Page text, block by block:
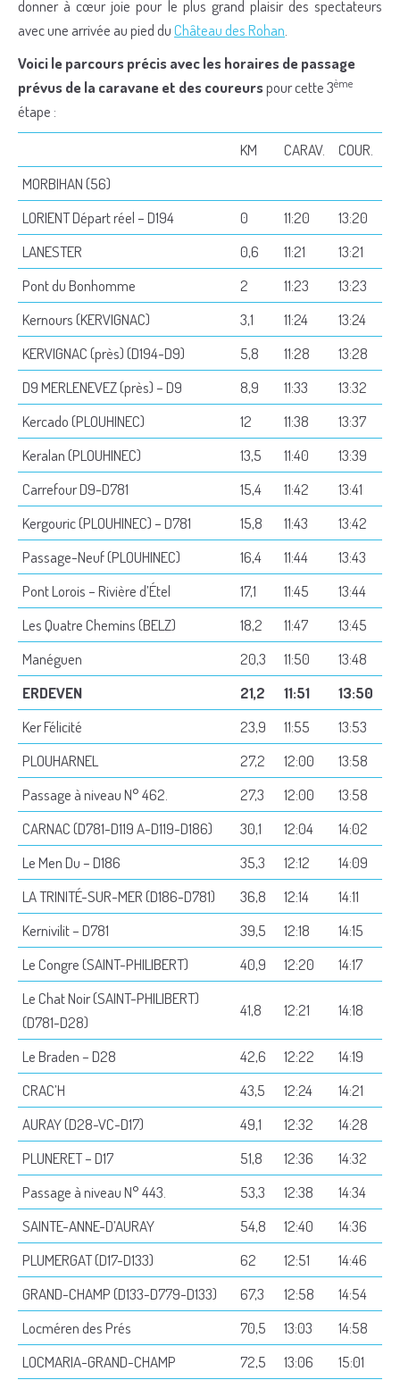
donner à cœur joie pour le plus grand plaisir des spectateurs
avec une arrivée au pied duChâteau des Rohan
Voici le parcours précis avec les horaires de passage
prévus de la caravane et des coureurspour cette 3ème
étape :
KM CARAV.
COUR.
MORBIHAN (56)
LORIENT Départ réel – D194
0 11:20
13:20
LANESTER
0,6 11:21
13:21
Pont du Bonhomme
2 11:23
13:23
Kernours (KERVIGNAC)
3,1 11:24
13:24
KERVIGNAC (près) (D194-D9)
5,8 11:28
13:28
D9 MERLENEVEZ (près) – D9
8,9 11:33
13:32
Kercado (PLOUHINEC)
12 11:38
13:37
Keralan (PLOUHINEC)
13,5 11:40
13:39
Carrefour D9-D781
15,4 11:42
13:41
Kergouric (PLOUHINEC) – D781
15,8 11:43
13:42
Passage-Neuf (PLOUHINEC)
16,4 11:44
13:43
Pont Lorois – Rivière d’Étel
17,1 11:45
13:44
Les Quatre Chemins (BELZ)
18,2 11:47
13:45
Manéguen
20,3 11:50
13:48
ERDEVEN
21,2 11:51
13:50
Ker Félicité
23,9 11:55
13:53
PLOUHARNEL
27,2 12:00
13:58
Passage à niveau N° 462.
27,3 12:00
13:58
CARNAC (D781-D119 A-D119-D186)
30,1 12:04
14:02
Le Men Du – D186
35,3 12:12
14:09
LA TRINITÉ-SUR-MER (D186-D781)
36,8 12:14
14:11
Kernivilit – D781
39,5 12:18
14:15
Le Congre (SAINT-PHILIBERT)
40,9 12:20
14:17
Le Chat Noir (SAINT-PHILIBERT)
(D781-D28)
41,8 12:21 14:18
Le Braden – D28 42,6 12:22
14:19
CRAC’H
43,5 12:24
14:21
AURAY (D28-VC-D17)
49,1 12:32
14:28
PLUNERET – D17
51,8 12:36
14:32
Passage à niveau N° 443.
53,3 12:38
14:34
SAINTE-ANNE-D’AURAY
54,8 12:40
14:36
PLUMERGAT (D17-D133)
62 12:51
14:46
GRAND-CHAMP (D133-D779-D133)
67,3 12:58
14:54
Locméren des Prés
70,5 13:03
14:58
LOCMARIA-GRAND-CHAMP
72,5 13:06
15:01